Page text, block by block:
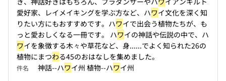
愛好家、レイメイキングを学ぶ方など、ハワイ文化を深く知
りたい方にもおすすめです。ハワイで出会う植物たちが、も
っと愛おしくなる一冊です。 ハワイの神話や伝説の中で、ハ
ワイを象徴する木々や草花など、身......でよく知られた26の
植物にまつわる45のおはなしを集めました。
件名 神話--ハワイ州 植物--ハワイ州